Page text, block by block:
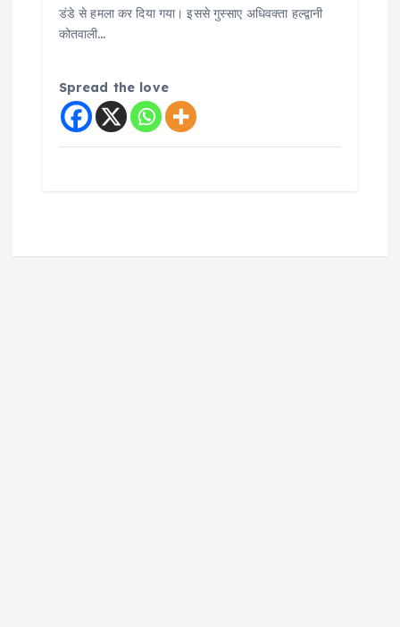
डंडे से हमला कर दिया गया। इससे गुस्साए अधिवक्ता हल्द्वानी
कोतवाली…
Spread the love